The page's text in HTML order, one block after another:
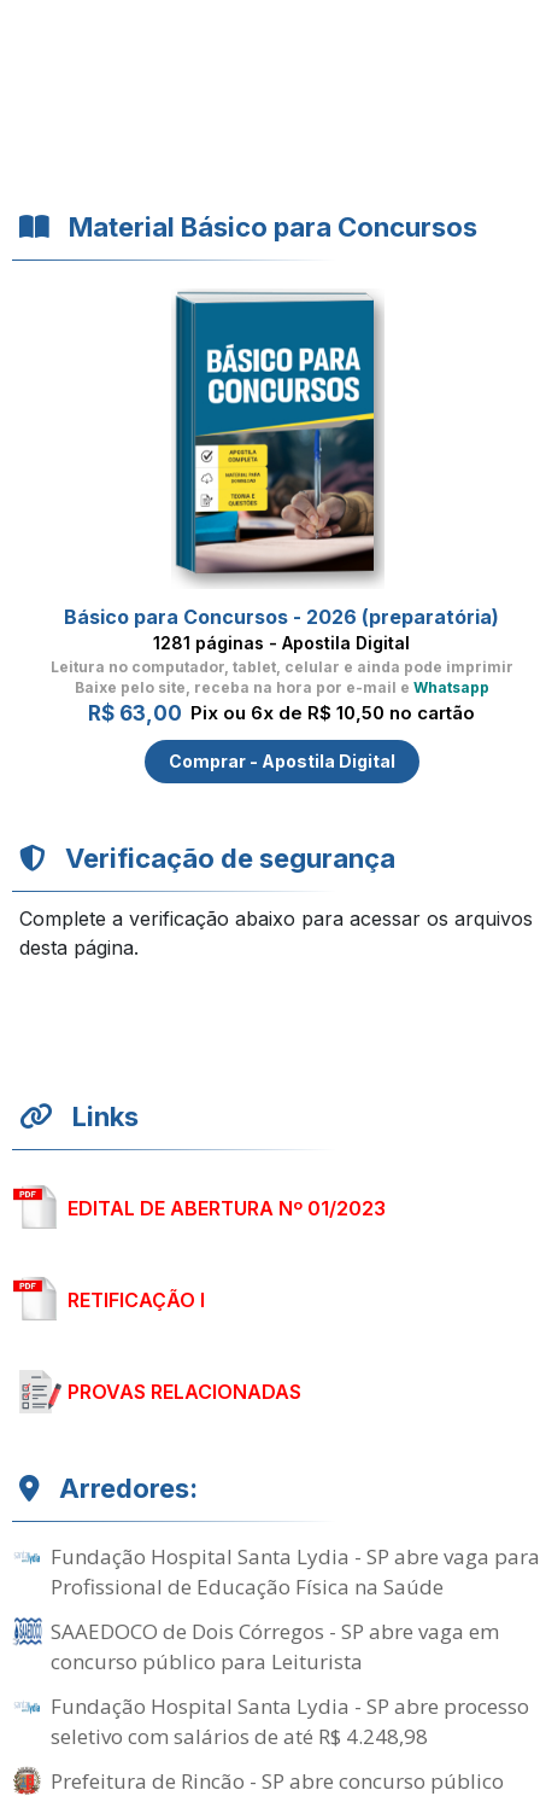
Material Básico para Concursos
Básico para Concursos - 2026 (preparatória)
1281 páginas - Apostila Digital
Leitura no computador, tablet, celular e ainda pode imprimir
Baixe pelo site, receba na hora por e-mail e Whatsapp
R$ 63,00 Pix ou 6x de R$ 10,50 no cartão
Comprar - Apostila Digital
Verificação de segurança
Complete a verificação abaixo para acessar os arquivos
desta página.
Links
EDITAL DE ABERTURA Nº 01/2023
RETIFICAÇÃO I
PROVAS RELACIONADAS
Arredores:
Fundação Hospital Santa Lydia - SP abre vaga para
Profissional de Educação Física na Saúde
SAAEDOCO de Dois Córregos - SP abre vaga em
concurso público para Leiturista
Fundação Hospital Santa Lydia - SP abre processo
seletivo com salários de até R$ 4.248,98
Prefeitura de Rincão - SP abre concurso público